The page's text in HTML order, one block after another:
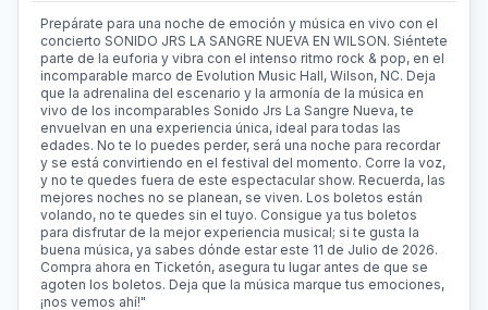
Prepárate para una noche de emoción y música en vivo con el
concierto SONIDO JRS LA SANGRE NUEVA EN WILSON. Siéntete
parte de la euforia y vibra con el intenso ritmo rock & pop, en el
incomparable marco de Evolution Music Hall, Wilson, NC. Deja
que la adrenalina del escenario y la armonía de la música en
vivo de los incomparables Sonido Jrs La Sangre Nueva, te
envuelvan en una experiencia única, ideal para todas las
edades. No te lo puedes perder, será una noche para recordar
y se está convirtiendo en el festival del momento. Corre la voz,
y no te quedes fuera de este espectacular show. Recuerda, las
mejores noches no se planean, se viven. Los boletos están
volando, no te quedes sin el tuyo. Consigue ya tus boletos
para disfrutar de la mejor experiencia musical; si te gusta la
buena música, ya sabes dónde estar este 11 de Julio de 2026.
Compra ahora en Ticketón, asegura tu lugar antes de que se
agoten los boletos. Deja que la música marque tus emociones,
¡nos vemos ahí!"